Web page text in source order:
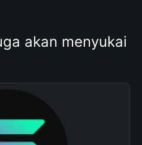
akan menyukai